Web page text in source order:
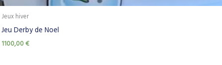
Jeux hiver
Jeu Derby de Noel
1100,00€